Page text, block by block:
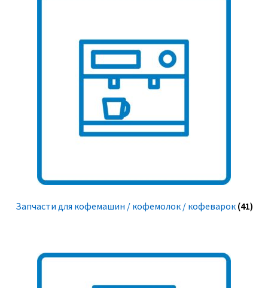
Запчасти для кофемашин / кофемолок / кофеварок (41)